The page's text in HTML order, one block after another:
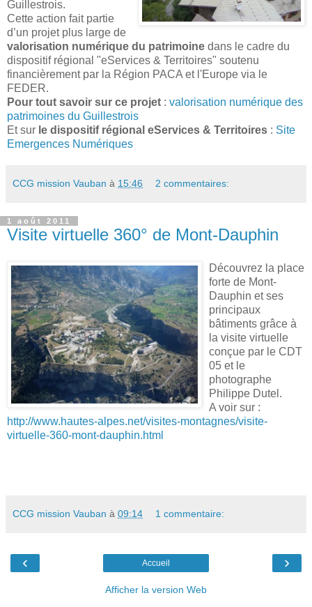
Guillestrois.
Cette action fait partie
d’un projet plus large de
valorisation numérique du patrimoine dans le cadre du
dispositif régional "eServices & Territoires" soutenu
financièrement par la Région PACA et l'Europe via le
FEDER.
Pour tout savoir sur ce projet : valorisation numérique des
patrimoines du Guillestrois
Et sur le dispositif régional eServices & Territoires : Site
Emergences Numériques
CCG mission Vauban à 15:46 2 commentaires:
1 août 2011
Visite virtuelle 360° de Mont-Dauphin
Découvrez la place
forte de Mont-
Dauphin et ses
principaux
bâtiments grâce à
la visite virtuelle
conçue par le CDT
05 et le
photographe
Philippe Dutel.
A voir sur :
http://www.hautes-alpes.net/visites-montagnes/visite-
virtuelle-360-mont-dauphin.html
CCG mission Vauban à 09:14 1 commentaire:
‹ ›
Accueil
Afficher la version Web